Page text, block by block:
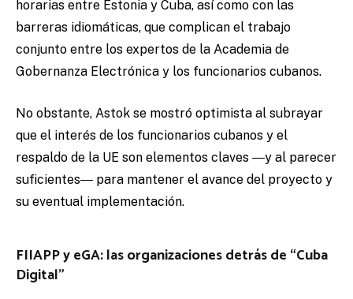
horarias entre Estonia y Cuba, así como con las
barreras idiomáticas, que complican el trabajo
conjunto entre los expertos de la Academia de
Gobernanza Electrónica y los funcionarios cubanos.
No obstante, Astok se mostró optimista al subrayar
que el interés de los funcionarios cubanos y el
respaldo de la UE son elementos claves ―y al parecer
suficientes― para mantener el avance del proyecto y
su eventual implementación.
FIIAPP y eGA: las organizaciones detrás de “Cuba
Digital”